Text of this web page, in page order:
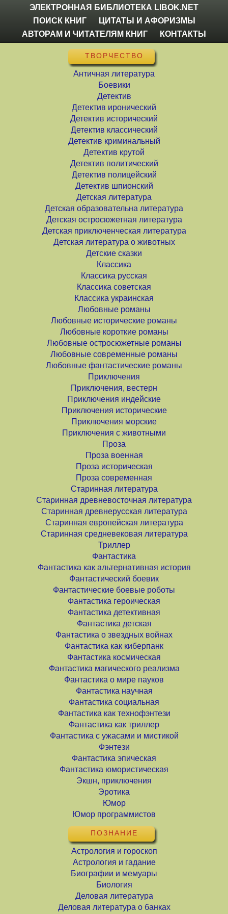
ЭЛЕКТРОННАЯ БИБЛИОТЕКА LIBOK.NET
ПОИСК КНИГ
ЦИТАТЫ И АФОРИЗМЫ
АВТОРАМ И ЧИТАТЕЛЯМ КНИГ
КОНТАКТЫ
ТВОРЧЕСТВО
Античная литература
Боевики
Детектив
Детектив иронический
Детектив исторический
Детектив классический
Детектив криминальный
Детектив крутой
Детектив политический
Детектив полицейский
Детектив шпионский
Детская литература
Детская образовательна литература
Детская остросюжетная литература
Детская приключенческая литература
Детская литература о животных
Детские сказки
Классика
Классика русская
Классика советская
Классика украинская
Любовные романы
Любовные исторические романы
Любовные короткие романы
Любовные остросюжетные романы
Любовные современные романы
Любовные фантастические романы
Приключения
Приключения, вестерн
Приключения индейские
Приключения исторические
Приключения морские
Приключения с животными
Проза
Проза военная
Проза историческая
Проза современная
Старинная литература
Старинная древневосточная литература
Старинная древнерусская литература
Старинная европейская литература
Старинная средневековая литература
Триллер
Фантастика
Фантастика как альтернативная история
Фантастический боевик
Фантастические боевые роботы
Фантастика героическая
Фантастика детективная
Фантастика детская
Фантастика о звездных войнах
Фантастика как киберпанк
Фантастика космическая
Фантастика магического реализма
Фантастика о мире пауков
Фантастика научная
Фантастика социальная
Фантастика как технофэнтези
Фантастика как триллер
Фантастика с ужасами и мистикой
Фэнтези
Фантастика эпическая
Фантастика юмористическая
Экшн, приключения
Эротика
Юмор
Юмор программистов
ПОЗНАНИЕ
Астрология и гороскоп
Астрология и гадание
Биографии и мемуары
Биология
Деловая литература
Деловая литература о банках